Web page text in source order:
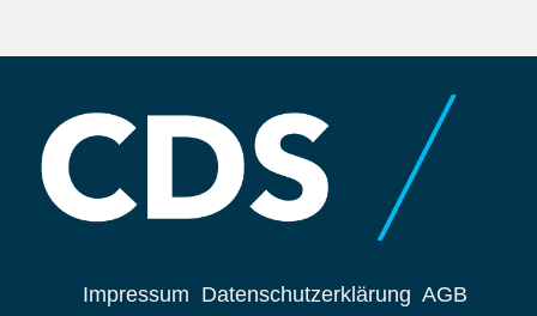
Impressum Datenschutzerklärung AGB